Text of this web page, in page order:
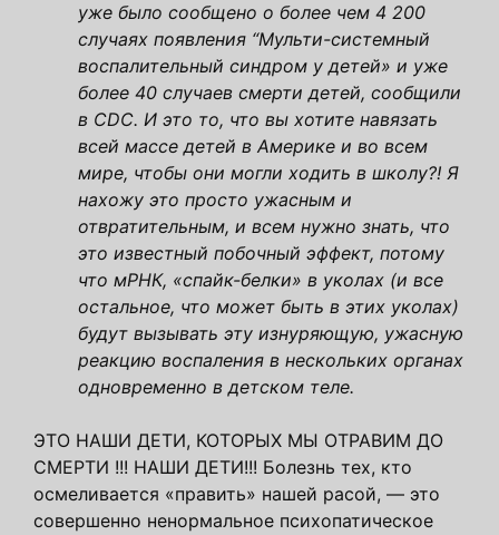
уже было сообщено о более чем 4 200
случаях появления “Мульти-системный
воспалительный синдром у детей» и уже
более 40 случаев смерти детей, сообщили
в CDC. И это то, что вы хотите навязать
всей массе детей в Америке и во всем
мире, чтобы они могли ходить в школу?! Я
нахожу это просто ужасным и
отвратительным, и всем нужно знать, что
это известный побочный эффект, потому
что мРНК, «спайк-белки» в уколах (и все
остальное, что может быть в этих уколах)
будут вызывать эту изнуряющую, ужасную
реакцию воспаления в нескольких органах
одновременно в детском теле.
ЭТО НАШИ ДЕТИ, КОТОРЫХ МЫ ОТРАВИМ ДО
СМЕРТИ !!! НАШИ ДЕТИ!!! Болезнь тех, кто
осмеливается «править» нашей расой, — это
совершенно ненормальное психопатическое